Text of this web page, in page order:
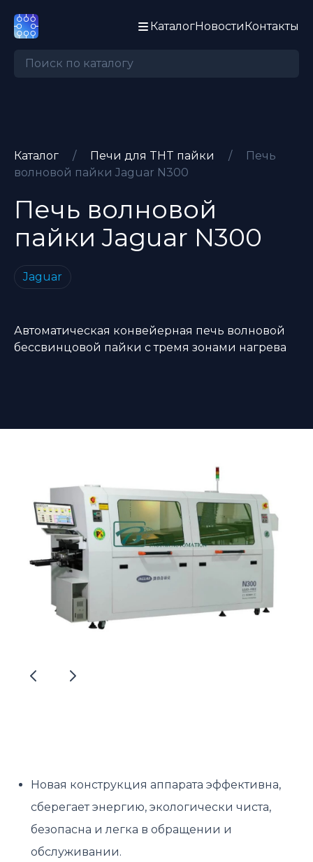
КаталогНовостиКонтакты
Каталог / Печи для THT пайки /
Печь
волновой пайки Jaguar N300
Печь волновой
пайкиJaguar N300
Jaguar
Автоматическая конвейерная печь волновой
бессвинцовой пайки с тремя зонами нагрева
Новая конструкция аппарата эффективна,
сберегает энергию, экологически чиста,
безопасна и легка в обращении и
обслуживании.